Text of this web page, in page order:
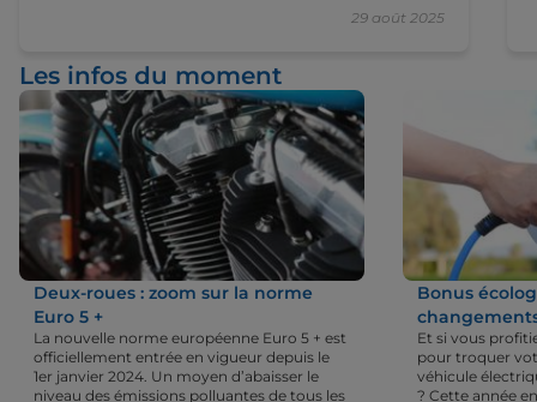
29 août 2025
Les infos du moment
Deux-roues : zoom sur la norme
Euro 5 +
La nouvelle norme européenne Euro 5 + est
officiellement entrée en vigueur depuis le
1er janvier 2024. Un moyen d’abaisser le
niveau des émissions polluantes de tous les
Bonus
Et si vous
pour troquer
véhicule
? Cette année